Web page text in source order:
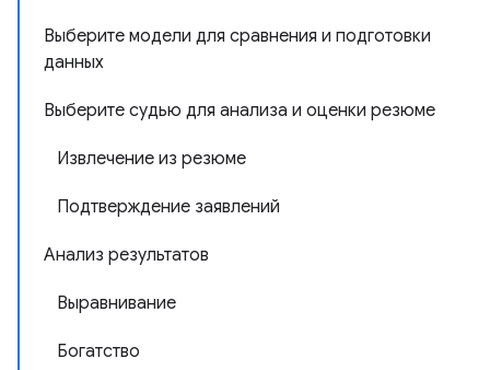
Выберите модели для сравнения и подготовки
данных
Выберите судью для анализа и оценки резюме
Извлечение из резюме
Подтверждение заявлений
Анализ результатов
Выравнивание
Богатство